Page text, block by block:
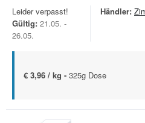
Leider verpasst!
Gültig: 21.05. -
26.05.
Händler:
€ 3,96 / kg - 325g Dose